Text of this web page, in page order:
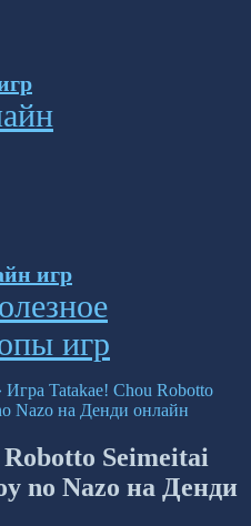
игр
игр
Игра Tatakae! Chou Robotto
Nazo на Денди онлайн
Seimeitai
no Nazo на Денди